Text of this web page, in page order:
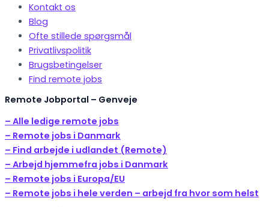
Kontakt os
Blog
Ofte stillede spørgsmål
Privatlivspolitik
Brugsbetingelser
Find remote jobs
Remote Jobportal – Genveje
– Alle ledige remote jobs
– Remote jobs i Danmark
– Find arbejde i udlandet (Remote)
– Arbejd hjemmefra jobs i Danmark
– Remote jobs i Europa/EU
– Remote jobs i hele verden – arbejd fra hvor som helst